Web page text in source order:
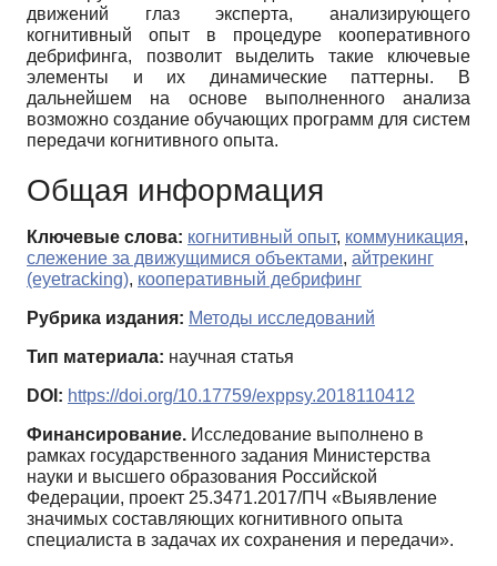
движений глаз эксперта, анализирующего
когнитивный опыт в процедуре кооперативного
дебрифинга, позволит выделить такие ключевые
элементы и их динамические паттерны. В
дальнейшем на основе выполненного анализа
возможно создание обучающих программ для систем
передачи когнитивного опыта.
Общая информация
Ключевые слова: когнитивный опыт, коммуникация,
слежение за движущимися объектами, айтрекинг
(eyetracking), кооперативный дебрифинг
Рубрика издания: Методы исследований
Тип материала: научная статья
DOI: https://doi.org/10.17759/exppsy.2018110412
Финансирование. Исследование выполнено в
рамках государственного задания Министерства
науки и высшего образования Российской
Федерации, проект 25.3471.2017/ПЧ «Выявление
значимых составляющих когнитивного опыта
специалиста в задачах их сохранения и передачи».